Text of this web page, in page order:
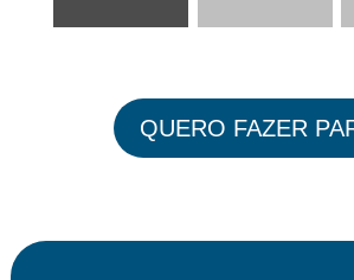
QUERO FAZER